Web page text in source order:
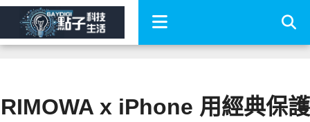
RIMOWA x iPhone 用經典保護